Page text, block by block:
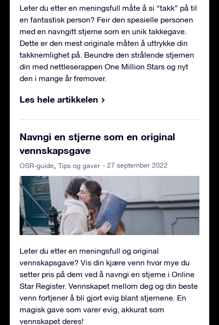
Leter du etter en meningsfull måte å si “takk” på til
en fantastisk person? Feir den spesielle personen
med en navngitt stjerne som en unik takkegave.
Dette er den mest originale måten å uttrykke din
takknemlighet på. Beundre den strålende stjernen
din med nettleserappen One Million Stars og nyt
den i mange år fremover.
Les hele artikkelen
Navngi en stjerne som en original
vennskapsgave
OSR-guide Tips og gaver - 27 september 2022
Leter du etter en meningsfull og original
vennskapsgave? Vis din kjære venn hvor mye du
setter pris på dem ved å navngi en stjerne i Online
Star Register. Vennskapet mellom deg og din beste
venn fortjener å bli gjort evig blant stjernene. En
magisk gave som varer evig, akkurat som
vennskapet deres!